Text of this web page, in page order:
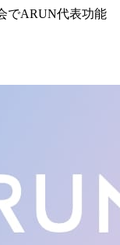
でARUN代表功能